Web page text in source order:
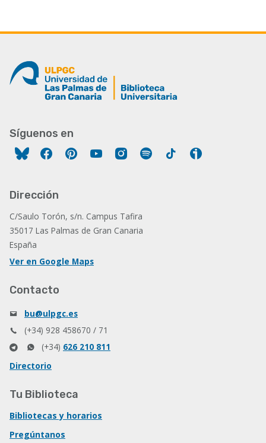
Síguenos en
FacebookPinterestYouTubeInstagram
Spotify Tiktok
Dirección
C/Saulo Torón, s/n. Campus Tafira
35017 Las Palmas de Gran Canaria
España
Ver en Google Maps
Contacto
bu@ulpgc.es
(+34) 928 458670 / 71
(+34) 626 210 811
Directorio
Tu Biblioteca
Bibliotecas y horarios
Pregúntanos